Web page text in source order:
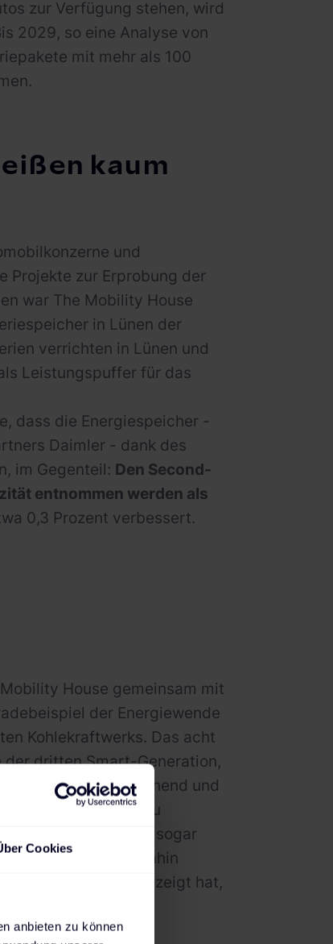
Cookies
anbieten zu können
zur Verfügung stehen, wird
2029, so eine Analyse von
mit mehr als 100
kaum
und
Projekte zur Erprobung der
war The Mobility House
in Lünen der
verrichten in Lünen und
Leistungspuffer für das
dass die Energiespeicher -
Daimler - dank des
im Gegenteil: Den Second-
entnommen werden als
0,3 Prozent verbessert.
House gemeinsam mit
der Energiewende
Kohlekraftwerks. Das acht
dritten Smart-Generation,
Fahrzeuge ausreichend und
in Smarts zu
in Elverlingsen sogar
ist, muss er bis dahin
Projekt in Lünen gezeigt hat,